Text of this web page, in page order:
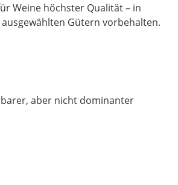
Weine höchster Qualität – in
Gütern vorbehalten.
aber nicht dominanter